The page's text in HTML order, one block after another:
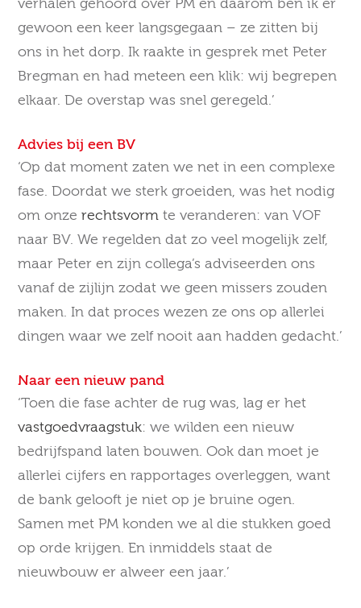
verhalen gehoord over PM en daarom ben ik er
gewoon een keer langsgegaan – ze zitten bij
ons in het dorp. Ik raakte in gesprek met Peter
Bregman en had meteen een klik: wij begrepen
elkaar. De overstap was snel geregeld.’
Advies bij een BV
‘Op dat moment zaten we net in een complexe
fase. Doordat we sterk groeiden, was het nodig
om onzerechtsvorm te veranderen: van VOF
naar BV. We regelden dat zo veel mogelijk zelf,
maar Peter en zijn collega’s adviseerden ons
vanaf de zijlijn zodat we geen missers zouden
maken. In dat proces wezen ze ons op allerlei
dingen waar we zelf nooit aan hadden gedacht.’
Naar een nieuw pand
‘Toen die fase achter de rug was, lag er het
vastgoedvraagstuk: we wilden een nieuw
bedrijfspand laten bouwen. Ook dan moet je
allerlei cijfers en rapportages overleggen, want
de bank gelooft je niet op je bruine ogen.
Samen met PM konden we al die stukken goed
op orde krijgen. En inmiddels staat de
nieuwbouw er alweer een jaar.’